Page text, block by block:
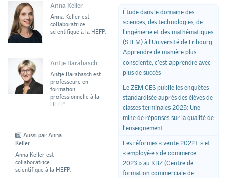
Anna Keller
Anna Keller est
collaboratrice
scientifique à la HEFP.
Antje Barabasch
Antje Barabasch est
professeure en
formation
professionnelle à la
HEFP.
Aussi par Anna
Keller
Anna Keller est
collaboratrice
scientifique à la HEFP.
Étude dans le domaine des
sciences, des technologies, de
l'ingénierie et des mathématiques
(STEM) à l'Université de Fribourg:
Apprendre de manière plus
consciente, c’est apprendre avec
plus de succès
Le ZEM CES publie les enquêtes
standardisée auprès des élèves de
classes terminales 2025: Une
mine de réponses sur la qualité de
l’enseignement
Les réformes « vente 2022+ » et
« employé·e·s de commerce
2023 » au KBZ (Centre de
formation commerciale de